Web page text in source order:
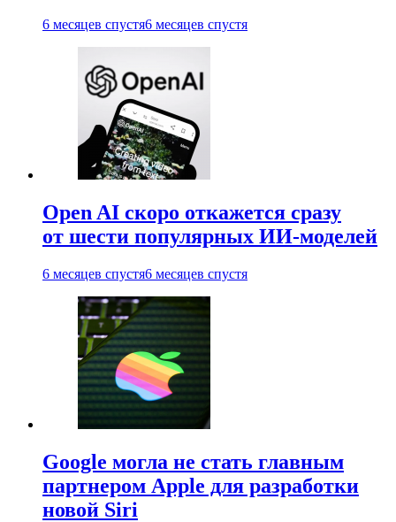
6 месяцев спустя6 месяцев спустя
Open AI скоро откажется сразу
от шести популярных ИИ-моделей
6 месяцев спустя6 месяцев спустя
Google могла не стать главным
партнером Apple для разработки
новой Siri